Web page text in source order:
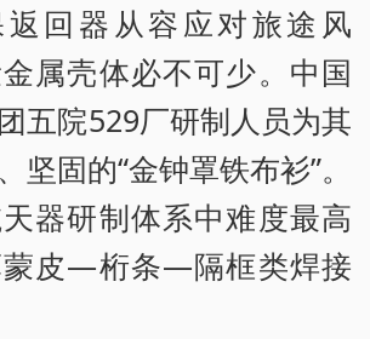
回器从容应对旅途风
属壳体必不可少。中国
五院529厂研制人员为其
坚固的“金钟罩铁布衫”。
器研制体系中难度最高
蒙皮—桁条—隔框类焊接